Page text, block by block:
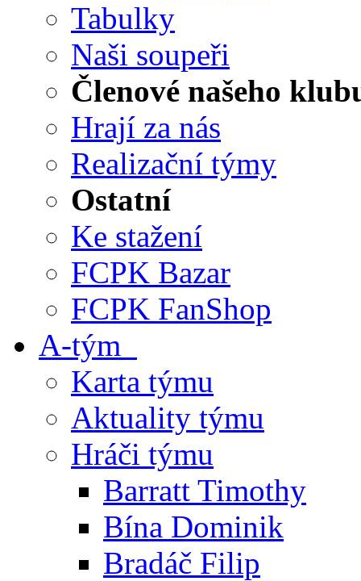
Tabulky
Naši soupeři
Členové našeho
Hrají za nás
Realizační týmy
Ostatní
Ke stažení
FCPK Bazar
FCPK FanShop
A-tým
Karta týmu
Aktuality týmu
Hráči týmu
Barratt Timothy
Bína Dominik
Bradáč Filip